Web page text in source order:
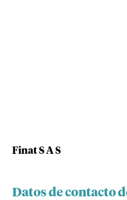
Finat S A S
Datos de contacto